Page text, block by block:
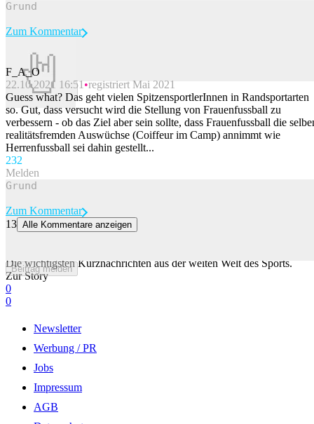
Beitrag melden
Zum Kommentar
F_A_O
22.10.2021 16:51 registriert Mai 2021
Guess what? Das geht vielen SpitzensportlerInnen in Randsportarten
so. Gut, dass versucht wird die Stellung von Frauenfussball zu
verbessern - ob das Ziel aber sein sollte, dass Frauenfussball die
realitätsfremden Auswüchse (Coiffeur im Camp) annimmt wie
Herrenfussball sei dahin gestellt...
232
Melden
Beitrag melden
Zum Kommentar
13 Alle Kommentare anzeigen
Die wichtigsten Kurznachrichten aus der weiten Welt des Sports.
Zur Story
0
0
Newsletter
Werbung / PR
Jobs
Impressum
AGB